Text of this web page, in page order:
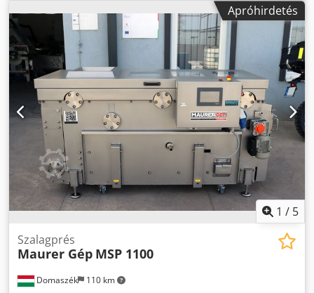
keverőmotor. A gép a fűtőközeg hőmérsékletét
automatikusan szabályozza. Nagy teherbírású gumi
talpakkal. Működése automatikus. Minimális karbantartást
igényel. Műszaki adatok: • Teljesítmény: 500L/ciklus •
Elektromos igény: 37 kW, 400 V, 64 A • Anyagminőség: Wnr.
1.4301, AISI 304 rozsdamentes acél • Méretek:
1700x1500x1600mm • Súly: 700 kg • IP65 minősítésű
elektronika • Automatikus hőmérséklet-szabályozás •
Hőmérséklet szonda a fűtőközegben és a termékben •
Csatlakozás: DN 100 Biztonsági szelep Cjdpfx Akjrz I
Nwjqsha • Érintőképernyős vezérlés • Időzítő • Könnyen
tisztítható • Minimális karbantartást igényel
Apróhirdetés
1 / 5
Domaszék 110 km
Szalagprés
Maurer Gép MSP 1100